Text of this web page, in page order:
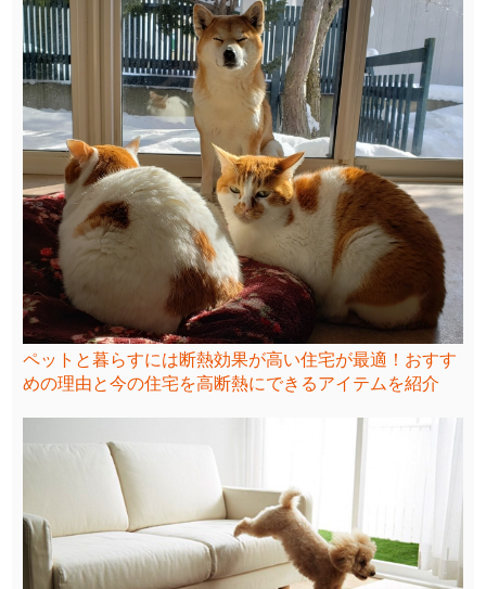
ペットと暮らすには断熱効果が高い住宅が最適！おすす
めの理由と今の住宅を高断熱にできるアイテムを紹介